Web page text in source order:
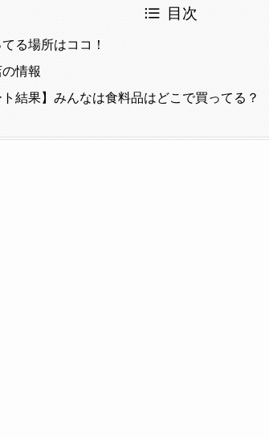
目次
る場所はココ！
情報
ト結果】みんなは食料品はどこで買ってる？